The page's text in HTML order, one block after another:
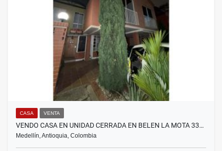
CASA VENTA
VENDO CASA EN UNIDAD CERRADA EN BELEN LA MOTA 33…
Medellín, Antioquia, Colombia